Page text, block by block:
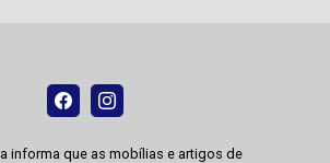
informa que as mobílias e artigos de